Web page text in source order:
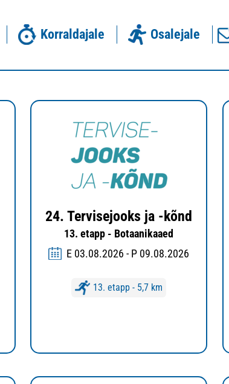
Korraldajale Osalejale
24. Tervisejooks ja -kõnd
13. etapp - Botaanikaaed
E 03.08.2026 - P 09.08.2026
13. etapp - 5,7 km